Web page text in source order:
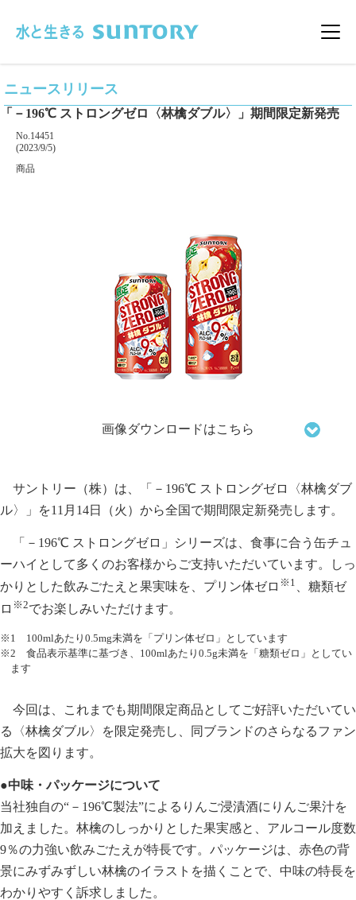
メ
ニュースリリース
「－196℃ ストロングゼロ〈林檎ダブル〉」期間限定新発売
掲載番号
No.14451
掲載日
(2023/9/5)
カテゴリー
商品
画像ダウンロードはこちら
サントリー（株）は、「－196℃ ストロングゼロ〈林檎ダブ
ル〉」を11月14日（火）から全国で期間限定新発売します。
「－196℃ ストロングゼロ」シリーズは、食事に合う缶チュ
ーハイとして多くのお客様からご支持いただいています。しっ
かりとした飲みごたえと果実味を、プリン体ゼロ ※1
、糖類ゼ
ロ ※2でお楽しみいただけます。
※1 100mlあたり0.5mg未満を「プリン体ゼロ」としています
※2 食品表示基準に基づき、100mlあたり0.5g未満を「糖類ゼロ」としてい
ます
今回は、これまでも期間限定商品としてご好評いただいてい
る〈林檎ダブル〉を限定発売し、同ブランドのさらなるファン
拡大を図ります。
●中味・パッケージについて
当社独自の“－196℃製法”によるりんご浸漬酒にりんご果汁を
加えました。林檎のしっかりとした果実感と、アルコール度数
9％の力強い飲みごたえが特長です。パッケージは、赤色の背
景にみずみずしい林檎のイラストを描くことで、中味の特長を
わかりやすく訴求しました。